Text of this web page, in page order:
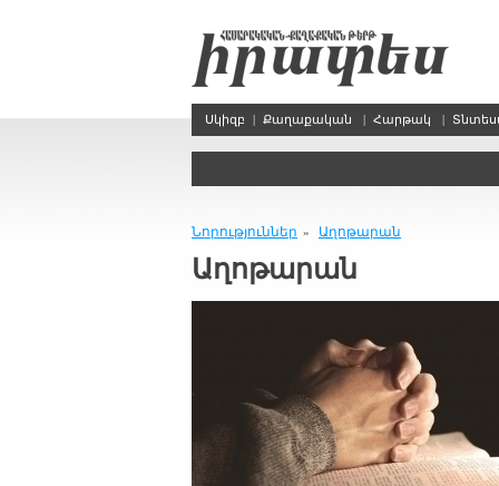
Սկիզբ | Քաղաքական | Հարթակ |
Նորություններ » Աղոթարան
Աղոթարան